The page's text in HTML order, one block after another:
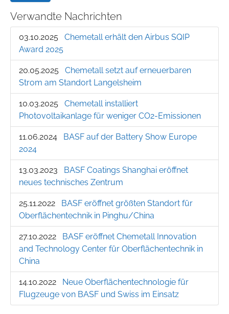
Verwandte Nachrichten
03.10.2025
Chemetall erhält den Airbus SQIP
Award 2025
20.05.2025
Chemetall setzt auf erneuerbaren
Strom am Standort Langelsheim
10.03.2025
Chemetall installiert
Photovoltaikanlage für weniger CO2-Emissionen
11.06.2024
BASF auf der Battery Show Europe
2024
13.03.2023
BASF Coatings Shanghai eröffnet
neues technisches Zentrum
25.11.2022
BASF eröffnet größten Standort für
Oberflächentechnik in Pinghu/China
27.10.2022
BASF eröffnet Chemetall Innovation
and Technology Center für Oberflächentechnik in
China
14.10.2022
Neue Oberflächentechnologie für
Flugzeuge von BASF und Swiss im Einsatz